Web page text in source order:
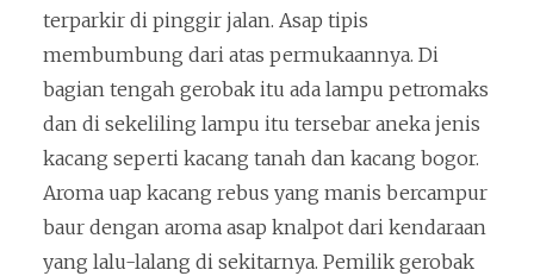
terparkir di pinggir jalan. Asap tipis
membumbung dari atas permukaannya. Di
bagian tengah gerobak itu ada lampu petromaks
dan di sekeliling lampu itu tersebar aneka jenis
kacang seperti kacang tanah dan kacang bogor.
Aroma uap kacang rebus yang manis bercampur
baur dengan aroma asap knalpot dari kendaraan
yang lalu-lalang di sekitarnya. Pemilik gerobak